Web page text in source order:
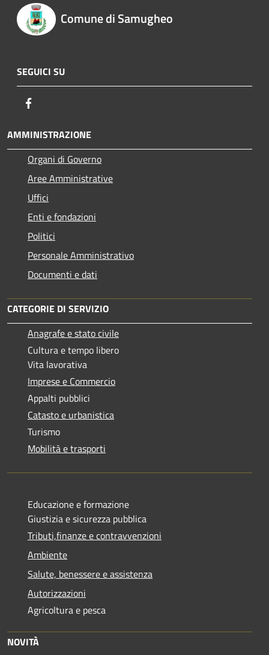
Comune di Samugheo
SEGUICI SU
AMMINISTRAZIONE
Organi di Governo
Aree Amministrative
Uffici
Enti e fondazioni
Politici
Personale Amministrativo
Documenti e dati
CATEGORIE DI SERVIZIO
Anagrafe e stato civile
Cultura e tempo libero
Vita lavorativa
Imprese e Commercio
Appalti pubblici
Catasto e urbanistica
Turismo
Mobilità e trasporti
Educazione e formazione
Giustizia e sicurezza pubblica
Tributi,finanze e contravvenzioni
Ambiente
Salute, benessere e assistenza
Autorizzazioni
Agricoltura e pesca
NOVITÀ